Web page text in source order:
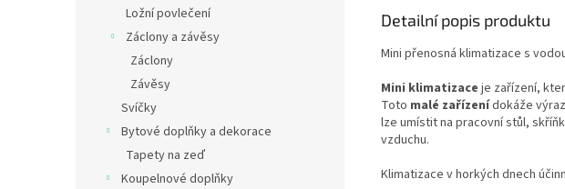
Ložní povlečení
Záclony a závěsy
Záclony
Závěsy
Svíčky
Bytové doplňky a dekorace
Tapety na zeď
Koupelnové doplňky
Detailní popis produktu
Mini přenosná klimatizace s
Mini klimatizace je zařízení,
Toto malé zařízenídokáže
lze umístit na pracovní stůl,
vzduchu.
Klimatizace v horkých dnech